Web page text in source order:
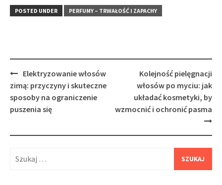
POSTED UNDER PERFUMY – TRWAŁOŚĆ I ZAPACHY
Post
navigation
Elektryzowanie włosów
zimą: przyczyny i skuteczne
sposoby na ograniczenie
puszenia się
Kolejność pielęgnacji
włosów po myciu: jak
układać kosmetyki, by
wzmocnić i ochronić pasma